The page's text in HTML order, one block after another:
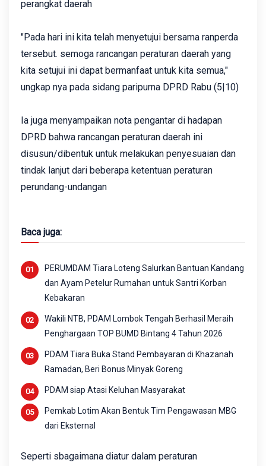
perangkat daerah
"Pada hari ini kita telah menyetujui bersama ranperda
tersebut. semoga rancangan peraturan daerah yang
kita setujui ini dapat bermanfaat untuk kita semua,"
ungkap nya pada sidang paripurna DPRD Rabu (5|10)
Ia juga menyampaikan nota pengantar di hadapan
DPRD bahwa rancangan peraturan daerah ini
disusun/dibentuk untuk melakukan penyesuaian dan
tindak lanjut dari beberapa ketentuan peraturan
perundang-undangan
Baca juga:
PERUMDAM Tiara Loteng Salurkan Bantuan Kandang
dan Ayam Petelur Rumahan untuk Santri Korban
Kebakaran
Wakili NTB, PDAM Lombok Tengah Berhasil Meraih
Penghargaan TOP BUMD Bintang 4 Tahun 2026
PDAM Tiara Buka Stand Pembayaran di Khazanah
Ramadan, Beri Bonus Minyak Goreng
PDAM siap Atasi Keluhan Masyarakat
Pemkab Lotim Akan Bentuk Tim Pengawasan MBG
dari Eksternal
Seperti sbagaimana diatur dalam peraturan